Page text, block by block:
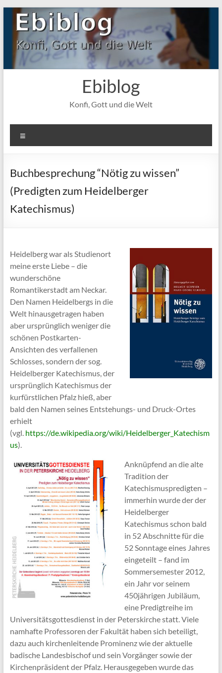
Zum
Inhalt
springen
Ebiblog
Konfi, Gott und die Welt
Buchbesprechung “Nötig zu wissen”
(Predigten zum Heidelberger
Katechismus)
Heidelberg war als Studienort
meine erste Liebe – die
wunderschöne
Romantikerstadt am Neckar.
Den Namen Heidelbergs in die
Welt hinausgetragen haben
aber ursprünglich weniger die
schönen Postkarten-
Ansichten des verfallenen
Schlosses, sondern der sog.
Heidelberger Katechismus, der
ursprünglich Katechismus der
kurfürstlichen Pfalz hieß, aber
bald den Namen seines Entstehungs- und Druck-Ortes
erhielt
(vgl. https://de.wikipedia.org/wiki/Heidelberger_Katechism
us).
Anknüpfend an die alte
Tradition der
Katechismuspredigten –
immerhin wurde der der
Heidelberger
Katechismus schon bald
in 52 Abschnitte für die
52 Sonntage eines Jahres
eingeteilt – fand im
Sommersemester 2012,
ein Jahr vor seinem
450jährigen Jubiläum,
eine Predigtreihe im
Universitätsgottesdienst in der Peterskirche statt. Viele
namhafte Professoren der Fakultät haben sich beteiligt,
dazu auch kirchenleitende Prominenz wie der aktuelle
badische Landesbischof und sein Vorgänger sowie der
Kirchenpräsident der Pfalz. Herausgegeben wurde das